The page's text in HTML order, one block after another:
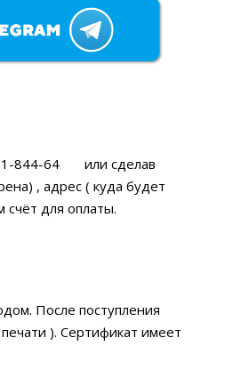
844-64
или сделав
, адрес ( куда будет
для оплаты.
После поступления
). Сертификат имеет